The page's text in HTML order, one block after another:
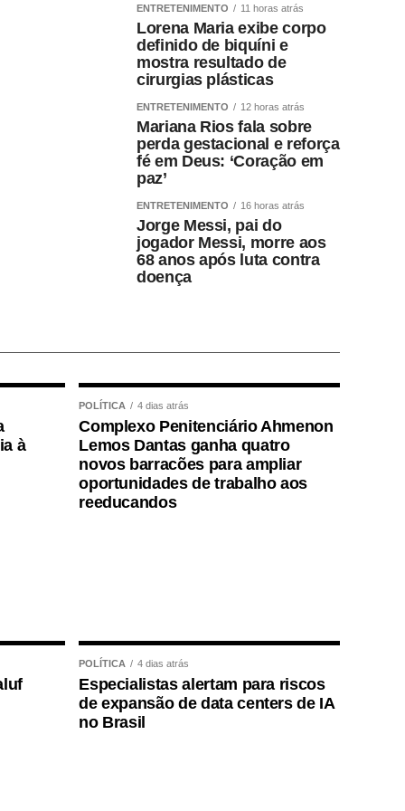
ENTRETENIMENTO 11 horas atrás
Lorena Maria exibe corpo
definido de biquíni e
mostra resultado de
cirurgias plásticas
ENTRETENIMENTO 12 horas atrás
Mariana Rios fala sobre
perda gestacional e reforça
fé em Deus: ‘Coração em
paz’
ENTRETENIMENTO 16 horas atrás
Jorge Messi, pai do
jogador Messi, morre aos
68 anos após luta contra
doença
à
POLÍTICA 4 dias atrás
Complexo Penitenciário Ahmenon
Lemos Dantas ganha quatro
novos barracões para ampliar
oportunidades de trabalho aos
reeducandos
POLÍTICA 4 dias atrás
Especialistas alertam para riscos
de expansão de data centers de IA
no Brasil